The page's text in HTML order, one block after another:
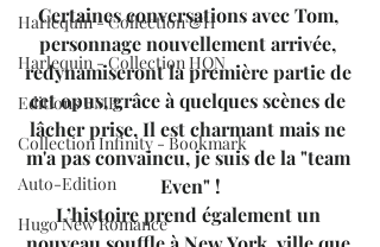
Harlequin - Collection &H
Harlequin - Collection HQN
Editions BMR
Collection Infinity - Bookmark
Auto-Edition
Hugo New Romance
Certaines conversations avec Tom,
personnage nouvellement arrivée,
redynamiseront la première partie de
cet opus, grâce à quelques scènes de
lâcher prise. Il est charmant mais ne
m'a pas convaincu, je suis de la "team
Even" !
L’histoire prend également un